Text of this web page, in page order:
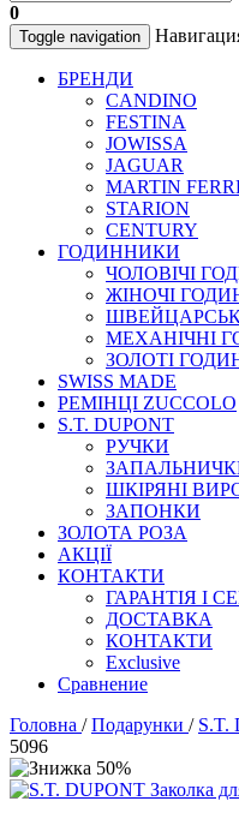
0
Toggle navigation
БРЕНДИ
CANDINO
FESTINA
JOWISSA
JAGUAR
MARTIN
STARION
CENTURY
ГОДИННИКИ
ЧОЛОВІЧІ
ЖІНОЧІ
МЕХАНІЧНІ
ЗОЛОТІ
SWISS MADE
РЕМІНЦІ ZUCCOLO
S.T. DUPONT
РУЧКИ
ШКІРЯНІ
ЗАПОНКИ
ЗОЛОТА РОЗА
АКЦІЇ
КОНТАКТИ
ГАРАНТІЯ І
ДОСТАВКА
КОНТАКТИ
Exclusive
Сравнение
Головна /Подарунки / S.T.
5096